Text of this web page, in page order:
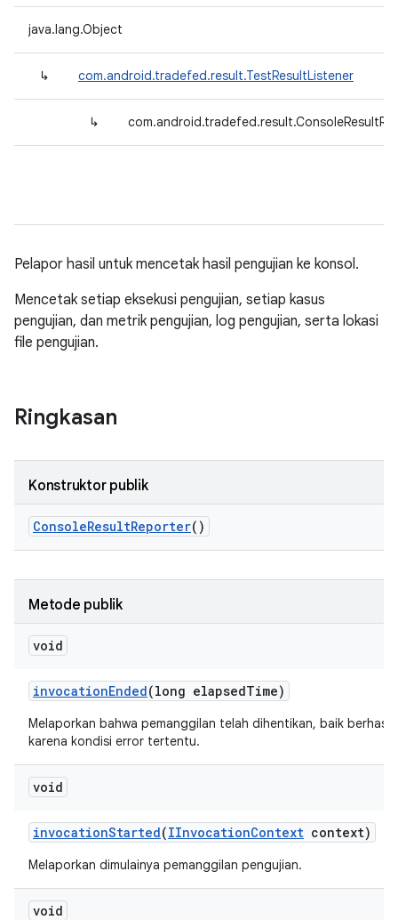
java.lang.Object
↳ com.android.tradefed.result.TestResultListener
↳
Pelapor hasil untuk mencetak hasil pengujian ke konsol.
Mencetak setiap eksekusi pengujian, setiap kasus
pengujian, dan metrik pengujian, log pengujian, serta lokasi
file pengujian.
Ringkasan
Konstruktor publik
ConsoleResultReporter()
Metode publik
void
invocationEnded(long elapsedTime)
Melaporkan bahwa pemanggilan telah dihentikan, baik berhasil
karena kondisi error tertentu.
void
invocationStarted(IInvocationContext context)
Melaporkan dimulainya pemanggilan pengujian.
void